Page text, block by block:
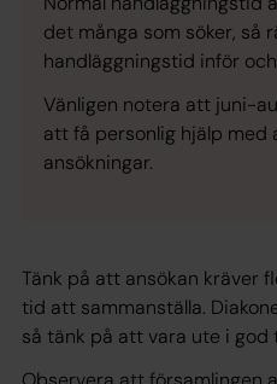
det många som söker, så
handläggningstid inför
Vänligen notera att juni-
att få personlig hjälp med
ansökningar.
Tänk på att ansökan kräver
tid att sammanställa.
så tänk på att vara ute i god